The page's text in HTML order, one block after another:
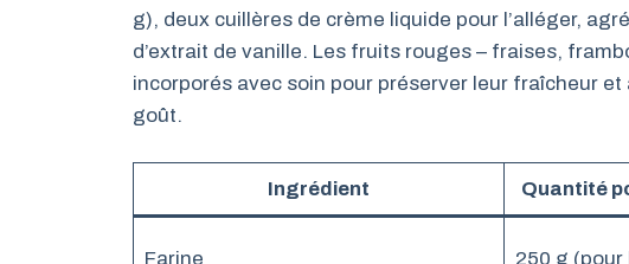
g), deux cuillères de crème liquide pour l’alléger,
d’extrait de vanille. Les fruits rouges – fraises,
incorporés avec soin pour préserver leur fraîcheur
goût.
Ingrédient Quantité
Farine 250 g (pour